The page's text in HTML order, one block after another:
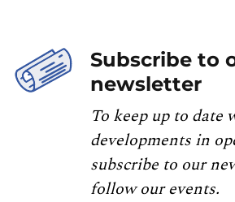
Subscribe to
newsletter
To keep up to date
developments in
subscribe to our
follow our events.